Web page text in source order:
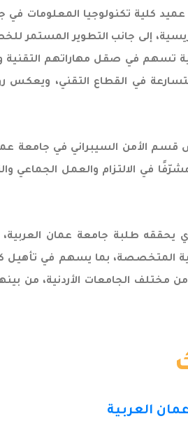
كلية تكنولوجيا المعلومات في
إلى جانب التطوير المستمر
تسهم في صقل مهاراتهم التقنية
في القطاع التقني، ويعكس
قسم الأمن السيبراني في جامعة
في الالتزام والعمل
يحققه طلبة جامعة عمان
المتخصصة، بما يسهم في تأهيل
شهدت مشاركة (14) فريقًا من مختلف
العربية